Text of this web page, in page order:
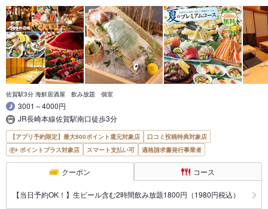
佐賀駅3分 海鮮居酒屋 飲み放題 個室
3001～4000円
JR長崎本線佐賀駅南口徒歩3分
【アプリ予約限定】最大800ポイント還元対象店
口コミ投稿特典対象店
ポイントプラス対象店
スマート支払い可 適格請求書発行事業者
クーポン コース
【当日予約OK！】生ビール含む2時間飲み放題1800円（1980円税込）